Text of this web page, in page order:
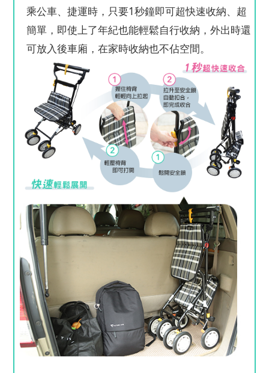
乘公車、捷運時，只要1秒鐘即可超快速收納、超
簡單，即使上了年紀也能輕鬆自行收納，外出時還
可放入後車廂，在家時收納也不佔空間。